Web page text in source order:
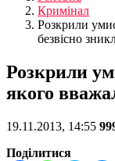
Кримінал
Розкрили
безвісно
Розкрили
якого
19.11.2013, 14:55
Поділитися